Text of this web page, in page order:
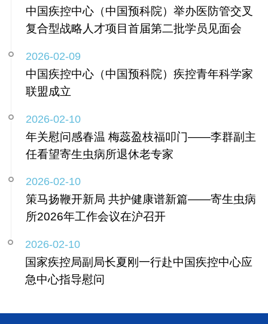
中国疾控中心（中国预科院）举办医防管交叉
复合型战略人才项目首届第二批学员见面会
2026-02-09
中国疾控中心（中国预科院）疾控青年科学家
联盟成立
2026-02-10
年关慰问感春温 梅蕊盈枝福叩门——李群副主
任看望寄生虫病所退休老专家
2026-02-10
策马扬鞭开新局 共护健康谱新篇——寄生虫病
所2026年工作会议在沪召开
2026-02-10
国家疾控局副局长夏刚一行赴中国疾控中心应
急中心指导慰问